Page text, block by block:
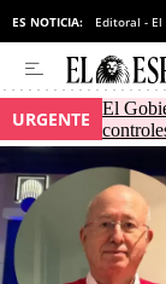
ES NOTICIA: Editoral - El
URGENTE
El